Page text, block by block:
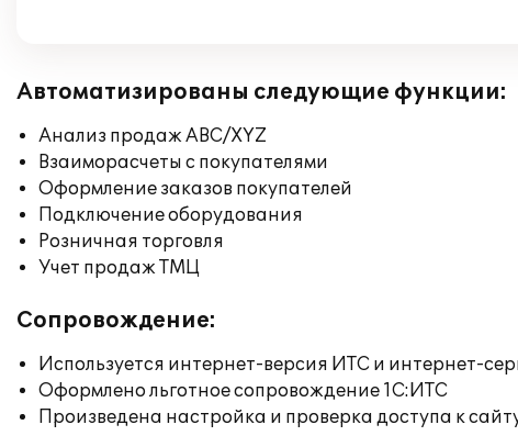
Автоматизированы следующие функции:
Анализ продаж ABC/XYZ
Взаиморасчеты с покупателями
Оформление заказов покупателей
Подключение оборудования
Розничная торговля
Учет продаж ТМЦ
Сопровождение:
Используется интернет-версия ИТС и интернет-
Оформлено льготное сопровождение 1С:ИТС
Произведена настройка и проверка доступа к